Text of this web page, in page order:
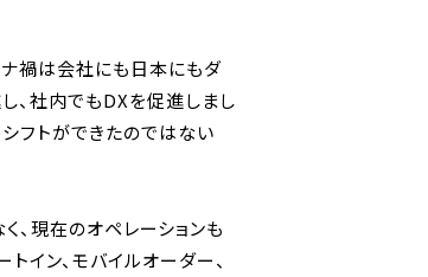
禍は会社にも日本にもダ
、社内でもDXを促進しまし
フトができたのではない
、現在のオペレーションも
イン、モバイルオーダー、